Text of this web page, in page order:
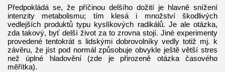
Předpokládá se, že příčinou delšího dožití je hlavně snížení
intenzity metabolismu; tím klesá i množství škodlivých
vedlejších produktů typu kyslíkových radikálů. Je ale otázka,
zda takový, byť delší život za to zrovna stojí. Jiné experimenty
provedené tentokrát s lidskými dobrovolníky vedly totiž mj. k
závěru, že jíst pod normál způsobuje obvykle ještě větší stres
než úplné hladovění (zde je přirozeně otázka časového
měřítka).